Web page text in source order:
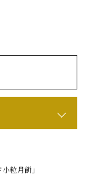
粒月餅」